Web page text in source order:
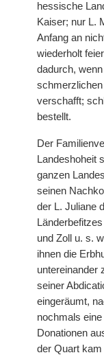
hessische
Kaiser; nur L.
Anfang an
wiederholt
dadurch,
verschafft;
bestellt.
Der
Landeshoheit
ganzen
seinen
der L. Juliane
und Zoll u. s.
ihnen die
untereinander
seiner
eingeräumt,
nochmals
Donationen
der Quart